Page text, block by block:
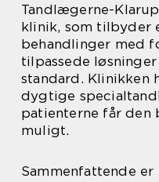
Tandlægerne-
klinik, som tilbyder
behandlinger med
tilpassede
standard. Klinikken
dygtige
patienterne får den
muligt.
Sammenfattende